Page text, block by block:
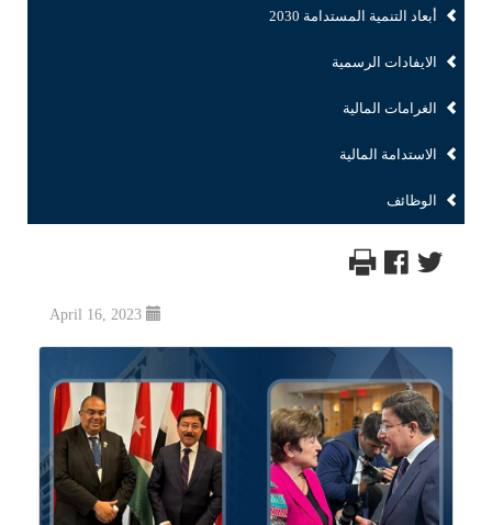
أبعاد التنمية المستدامة 2030
الايفادات الرسمية
الغرامات المالية
الاستدامة المالية
الوظائف